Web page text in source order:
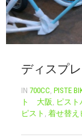
お問い合わせ
お買い物ガイド
CART
マイアカウン
カートを
ディスプレ
IN 700CC PISTE
ト 大阪 ピス
ピスト 着せ替え